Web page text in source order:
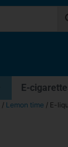
E-
/ Lemon time / E-